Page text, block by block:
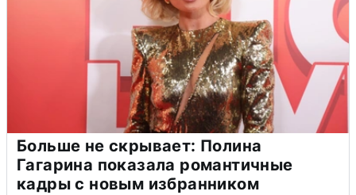
Больше не скрывает: Полина
Гагарина показала романтичные
кадры с новым избранником